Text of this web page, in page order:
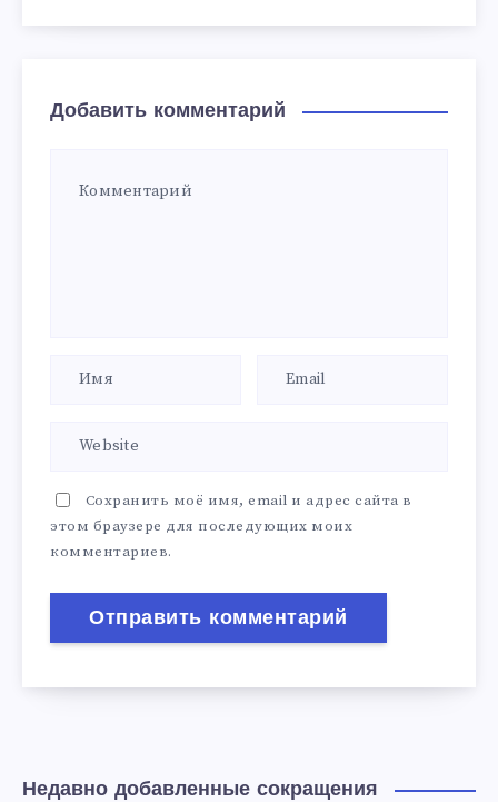
Добавить комментарий
Сохранить моё имя, email и адрес сайта в
этом браузере для последующих моих
комментариев.
Недавно добавленные сокращения